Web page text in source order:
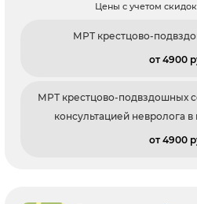
Цены с учетом
МРТ крестцово-
от 4900
МРТ крестцово-подвздошных
консультацией невролога
от 4900